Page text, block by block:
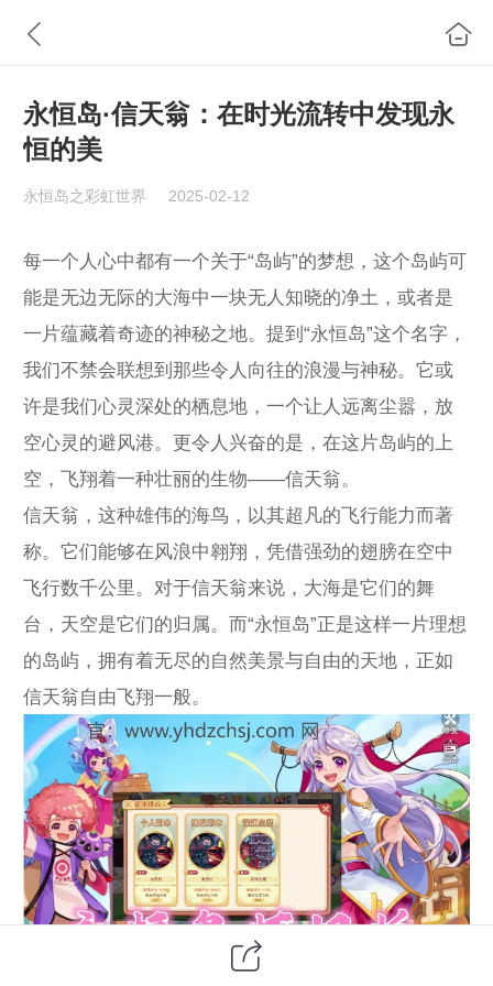
永恒岛·信天翁：在时光流转中发现永
恒的美
永恒岛之彩虹世界 2025-02-12
每一个人心中都有一个关于“岛屿”的梦想，这个岛屿可
能是无边无际的大海中一块无人知晓的净土，或者是
一片蕴藏着奇迹的神秘之地。提到“永恒岛”这个名字，
我们不禁会联想到那些令人向往的浪漫与神秘。它或
许是我们心灵深处的栖息地，一个让人远离尘嚣，放
空心灵的避风港。更令人兴奋的是，在这片岛屿的上
空，飞翔着一种壮丽的生物——信天翁。
信天翁，这种雄伟的海鸟，以其超凡的飞行能力而著
称。它们能够在风浪中翱翔，凭借强劲的翅膀在空中
飞行数千公里。对于信天翁来说，大海是它们的舞
台，天空是它们的归属。而“永恒岛”正是这样一片理想
的岛屿，拥有着无尽的自然美景与自由的天地，正如
信天翁自由飞翔一般。